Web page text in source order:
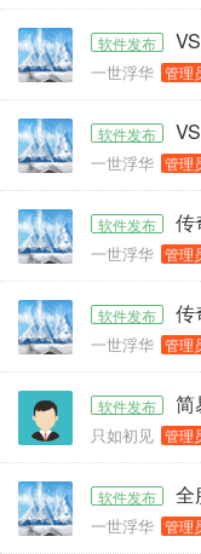
软件发布
一世浮华 管理
软件发布
一世浮华 管理
软件发布 传
一世浮华 管理
软件发布 传
一世浮华 管理
软件发布 简
只如初见 管理
软件发布 全
一世浮华 管理